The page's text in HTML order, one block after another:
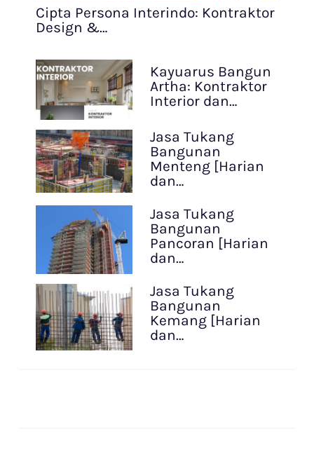
Cipta Persona Interindo: Kontraktor
Design &…
Kayuarus Bangun
Artha: Kontraktor
Interior dan…
Jasa Tukang
Bangunan
Menteng [Harian
dan…
Jasa Tukang
Bangunan
Pancoran [Harian
dan…
Jasa Tukang
Bangunan
Kemang [Harian
dan…